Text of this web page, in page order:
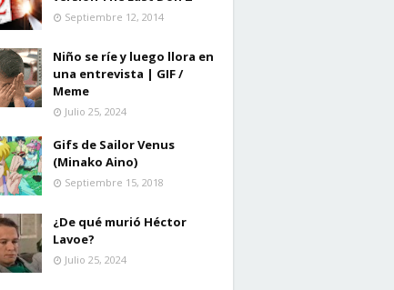
Septiembre 12, 2014
Niño se ríe y luego llora en
una entrevista | GIF /
Meme
Julio 25, 2024
Gifs de Sailor Venus
(Minako Aino)
Septiembre 15, 2018
¿De qué murió Héctor
Lavoe?
Julio 25, 2024